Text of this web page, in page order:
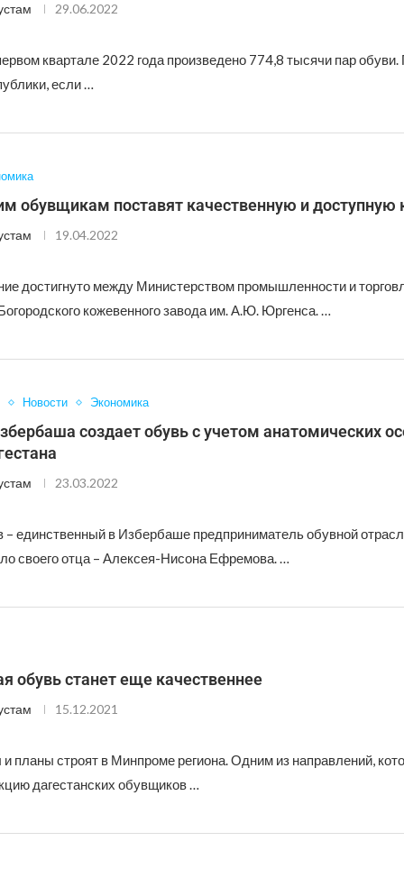
29.06.2022
квартале 2022 года произведено 774,8 тысячи пар
если …
обувщикам поставят качественную и доступную
19.04.2022
достигнуто между Министерством промышленности и
кожевенного завода им. А.Ю. Юргенса. …
Новости Экономика
создает обувь с учетом анатомических
23.03.2022
единственный в Избербаше предприниматель обувной
своего отца – Алексея-Нисона Ефремова. …
обувь станет еще качественнее
15.12.2021
и планы строят в Минпроме региона. Одним из направлений,
дагестанских обувщиков …